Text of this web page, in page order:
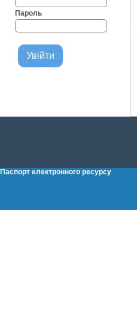
Пароль
Паспорт електронного ресурсу